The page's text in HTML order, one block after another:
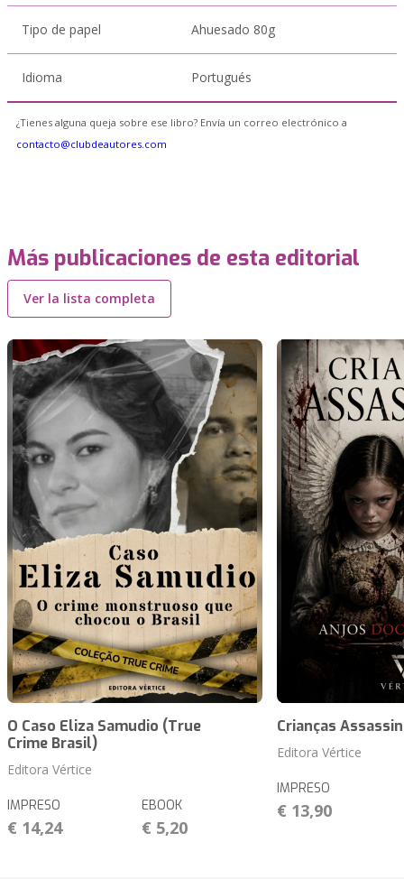
Tipo de papel Ahuesado 80g
Idioma Portugués
¿Tienes alguna queja sobre ese libro? Envía un correo electrónico a
contacto@clubdeautores.com
Más publicaciones de esta editorial
Ver la lista completa
O Caso Eliza Samudio (True
Crime Brasil)
Editora Vértice
IMPRESO
€ 14,24
EBOOK
€ 5,20
Crianças
Editora Vértice
IMPRESO
€ 13,90